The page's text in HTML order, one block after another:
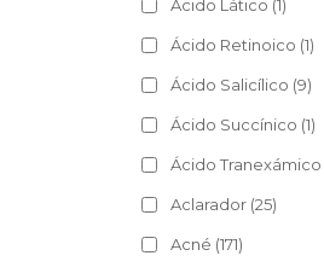
Ácido Lático (1)
Ácido Retinoico (1)
Ácido Salicílico (9)
Ácido Succínico (1)
Ácido Tranexámico
Aclarador (25)
Acné (171)